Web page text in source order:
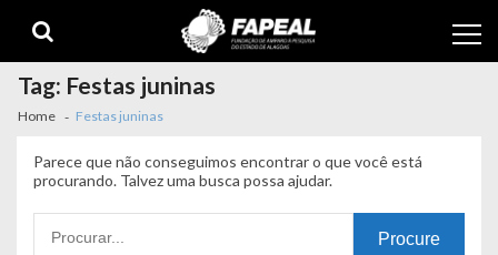
navigation
content
Tag: Festas juninas
Home Festas juninas
Parece que não conseguimos encontrar o que você está
procurando. Talvez uma busca possa ajudar.
por: